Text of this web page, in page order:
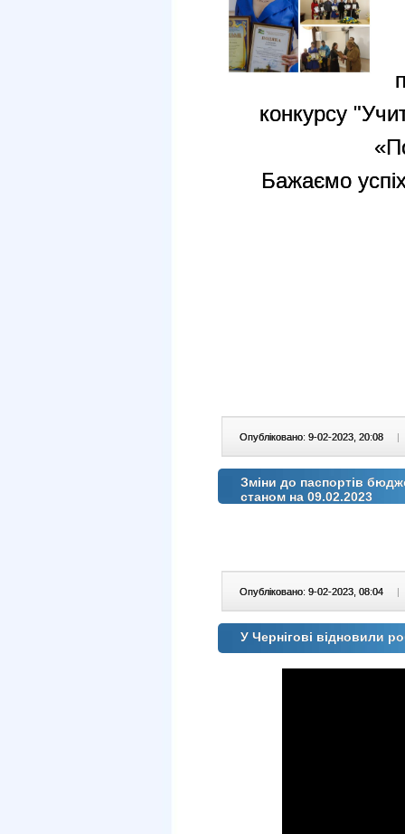
Бажаємо
Опубліковано: 9-02-2023, 20:08 |
Зміни до паспортів
станом на 09.02.2023
Опубліковано: 9-02-2023, 08:04 |
У Чернігові відновили